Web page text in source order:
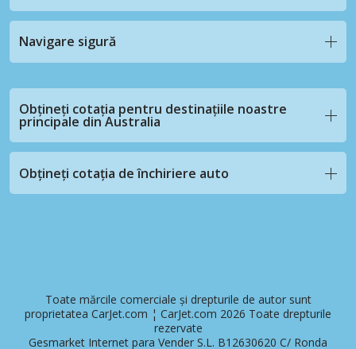
Navigare sigură
Obțineți cotația pentru destinațiile noastre
principale din Australia
Obțineți cotația de închiriere auto
Toate mărcile comerciale și drepturile de autor sunt
proprietatea CarJet.com ¦ CarJet.com 2026 Toate drepturile
rezervate
Gesmarket Internet para Vender S.L. B12630620 C/ Ronda